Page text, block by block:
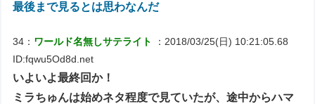
最後まで見るとは思わなんだ
34： ワールド名無しサテライト
：2018/03/25(日) 10:21:05.68
ID:fqwu5Od8d.net
いよいよ最終回か！
ミラちゅんは始めネタ程度で見ていたが、途中からハマ